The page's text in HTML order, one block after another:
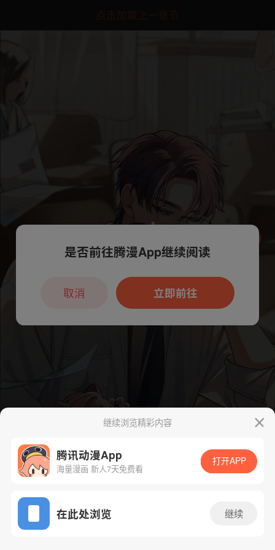
点击加载上一章节
App免费看
下一话 腾漫App免费看
继续浏览精彩内容
腾讯动漫App
海量漫画 新人7天免费看
打开APP
在此处浏览 继续
本章节仅支持App阅读，可打开App新用
户7天免费看
是否前往腾漫App继续阅读
立即前往
取消